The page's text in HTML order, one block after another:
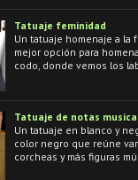
Tatuaje feminidad
Un tatuaje homenaje a la
mejor opción para
codo, donde vemos los
Tatuaje de notas
Un tatuaje en blanco y
color negro que reúne
corcheas y más figuras